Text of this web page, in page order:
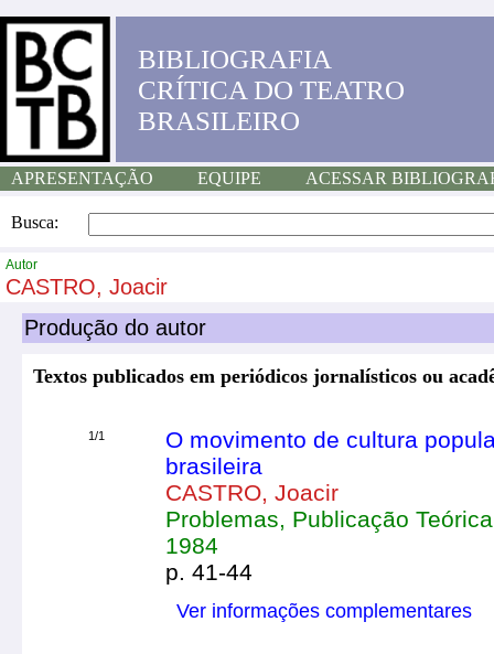
BIBLIOGRAFIA
CRÍTICA DO TEATRO
BRASILEIRO
APRESENTAÇÃO EQUIPE ACESSAR
Busca:
Autor
CASTRO, Joacir
Produção do autor
Textos publicados em periódicos jornalísticos ou
1/1
O movimento de cultura
brasileira
CASTRO, Joacir
Problemas, Publicação
1984
p. 41-44
Ver informações complementares